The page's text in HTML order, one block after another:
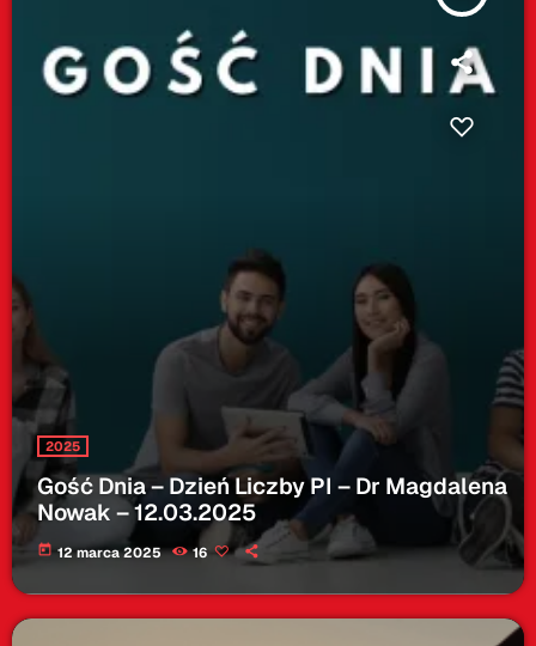
2025
Gość Dnia – Dzień Liczby PI – Dr Magdalena
Nowak – 12.03.2025
today 12 marca 2025 16